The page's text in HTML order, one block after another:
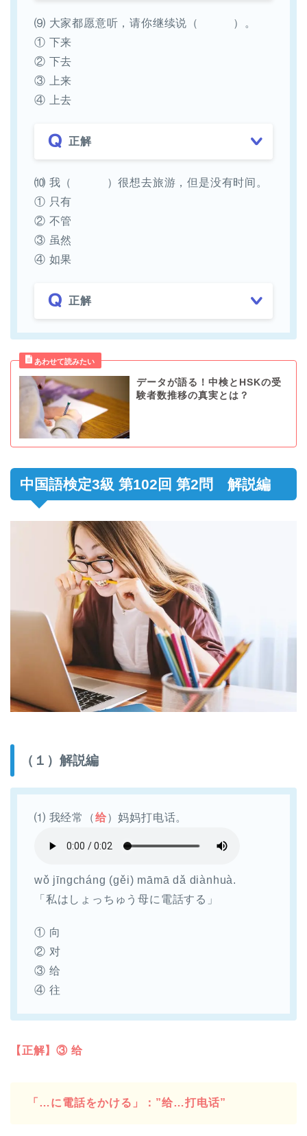
⑼ 大家都愿意听，请你继续说（ ）。
① 下来
② 下去
③ 上来
④ 上去
正解
⑽ 我（ ）很想去旅游，但是没有时间。
① 只有
② 不管
③ 虽然
④ 如果
正解
データが語る！中検とHSKの受
験者数推移の真実とは？
中国語検定3級 第102回 第2問 解説編
（１）解説編
⑴ 我经常（给）妈妈打电话。
wǒ jīngcháng (gěi) māmā dǎ diànhuà.
「私はしょっちゅう母に電話する」
① 向
② 对
③ 给
④ 往
【正解】③ 给
「…に電話をかける」：”给…打电话”